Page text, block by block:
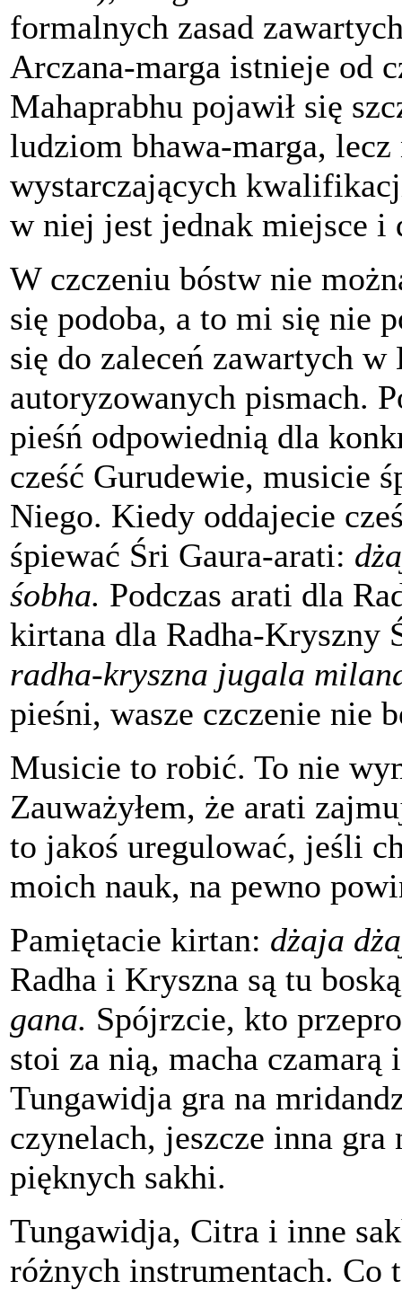
formalnych zasad
Arczana-marga istnieje od
Mahaprabhu pojawił się
ludziom bhawa-marga,
wystarczających
w niej jest jednak miejsce i
W czczeniu bóstw nie
się podoba, a to mi się nie
się do zaleceń zawartych
autoryzowanych pismach.
pieśń odpowiednią dla
cześć Gurudewie, musicie
Niego. Kiedy oddajecie
śpiewać Śri Gaura-arati:
śobha. Podczas arati dla
kirtana dla Radha-Kryszny
radha-kryszna jugala
pieśni, wasze czczenie nie
Musicie to robić. To nie
Zauważyłem, że arati
to jakoś uregulować, jeśli
moich nauk, na pewno
Pamiętacie kirtan: dżaja
Radha i Kryszna są tu
gana. Spójrzcie, kto
stoi za nią, macha czamarą
Tungawidja gra na
czynelach, jeszcze inna
pięknych sakhi.
Tungawidja, Citra i inne
różnych instrumentach. Co